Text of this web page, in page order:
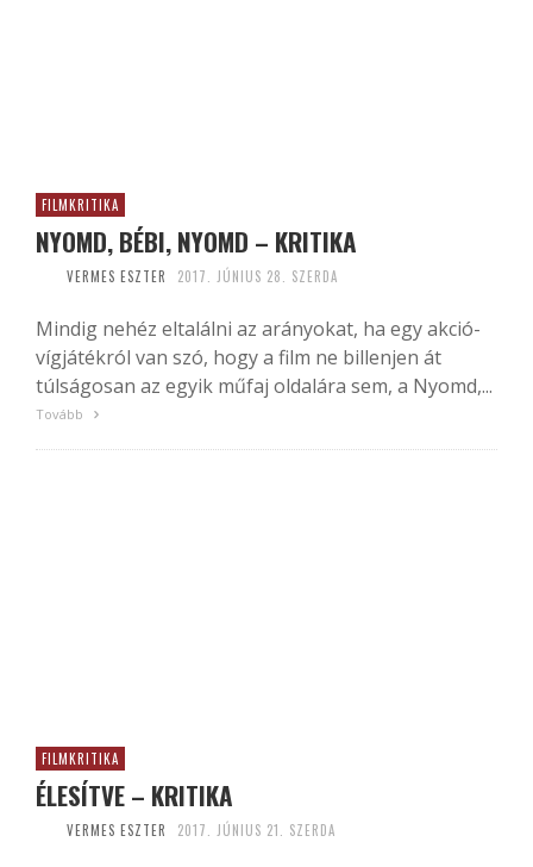
FILMKRITIKA
NYOMD, BÉBI, NYOMD – KRITIKA
VERMES ESZTER 2017. JÚNIUS 28. SZERDA
Mindig nehéz eltalálni az arányokat, ha egy akció-
vígjátékról van szó, hogy a film ne billenjen át
túlságosan az egyik műfaj oldalára sem, a Nyomd,...
Tovább
FILMKRITIKA
ÉLESÍTVE – KRITIKA
VERMES ESZTER 2017. JÚNIUS 21. SZERDA